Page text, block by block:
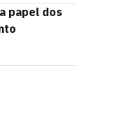
papel dos